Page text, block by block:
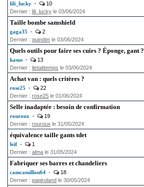
lili_lucky -
10
Dernier : lili_lucky le 03/06/2024
Taille bombe samshield
gaga35 -
2
Dernier : quindim le 03/06/2024
Quels outils pour faire ses cuirs ? Éponge, gant ?
kasus -
13
Dernier : iletaittemps le 03/06/2024
Achat van : quels critères ?
rose25 -
22
Dernier : rose25 le 01/06/2024
Selle inadaptée : besoin de confirmation
rouroux -
19
Dernier : rouroux le 31/05/2024
équivalence taille gants tdet
leif -
1
Dernier : alma le 31/05/2024
Fabriquer ses barres et chandeliers
camcamillou64 -
18
Dernier : papiroland le 30/05/2024